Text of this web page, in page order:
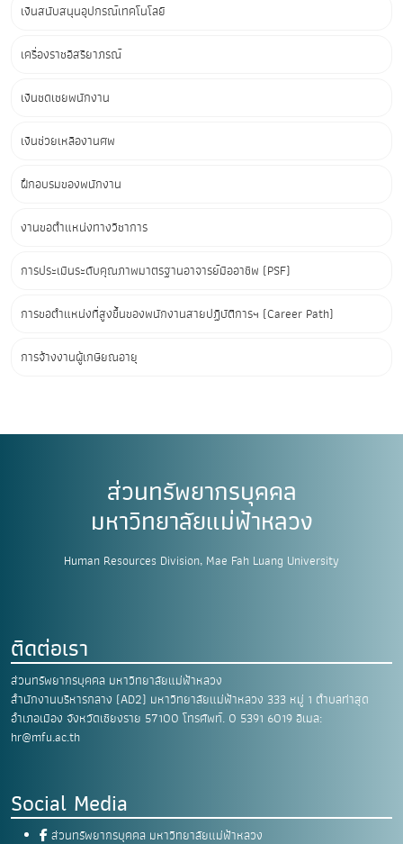
เงินสนับสนุนอุปกรณ์เทคโนโลยี
เครื่องราชอิสริยาภรณ์
เงินชดเชยพนักงาน
เงินช่วยเหลืองานศพ
ฝึกอบรมของพนักงาน
งานขอตำแหน่งทางวิชาการ
การประเมินระดับคุณภาพมาตรฐานอาจารย์มืออาชีพ (PSF)
การขอตำแหน่งที่สูงขึ้นของพนักงานสายปฏิบัติการฯ (Career Path)
การจ้างงานผู้เกษียณอายุ
ส่วนทรัพยากรบุคคล
มหาวิทยาลัยแม่ฟ้าหลวง
Human Resources Division, Mae Fah Luang University
ติดต่อเรา
ส่วนทรัพยากรบุคคล มหาวิทยาลัยแม่ฟ้าหลวง
สำนักงานบริหารกลาง (AD2) มหาวิทยาลัยแม่ฟ้าหลวง 333 หมู่ 1 ตำบลท่าสุด
อำเภอเมือง จังหวัดเชียงราย 57100 โทรศัพท์. 0 5391 6019อีเมล:
hr@mfu.ac.th
Social Media
ส่วนทรัพยากรบุคคล มหาวิทยาลัยแม่ฟ้าหลวง